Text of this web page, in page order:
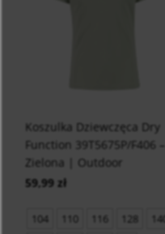
Koszulka Dziewczęca Dry
Function 39T5675P/F406 –
Zielona | Outdoor
59,99 zł
104 110 116 128
140